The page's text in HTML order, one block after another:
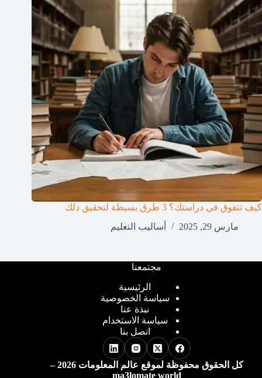
كيف تتفوق في دراستك؟ 3 طرق بسيطة لتحقيق ذلك
مارس 29, 2025
أساليب التعليم
مجتمعنا
الرئيسية
سياسة الخصوصية
نبذة عنا
سياسة الاستخدام
اتصل بنا
كل الحقوق محفوظة لموقع عالم المعلومات 2026 –
ma3lomate world